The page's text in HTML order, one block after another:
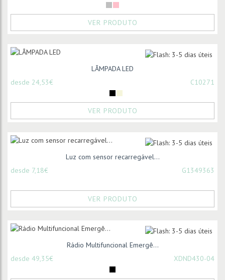
VER PRODUTO
LÂMPADA LED
desde 24,53€
C10271
VER PRODUTO
Luz com sensor recarregável...
desde 7,18€
G1349363
VER PRODUTO
Rádio Multifuncional Emergê...
desde 49,35€
XDND430-04